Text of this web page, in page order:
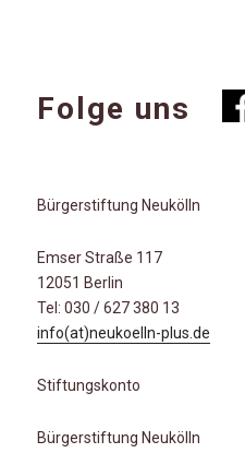
Folge uns
Bürgerstiftung Neukölln
Emser Straße 117
12051 Berlin
Tel: 030 / 627 380 13
info(at)neukoelln-plus.de
Stiftungskonto
Bürgerstiftung Neukölln